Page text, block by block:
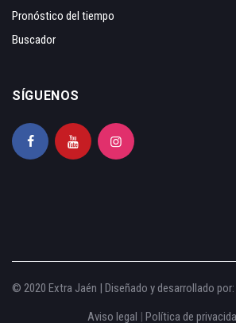
Pronóstico del tiempo
Buscador
SÍGUENOS
© 2020 Extra Jaén | Diseñado y desarrollado por:
Aviso legal | Política de